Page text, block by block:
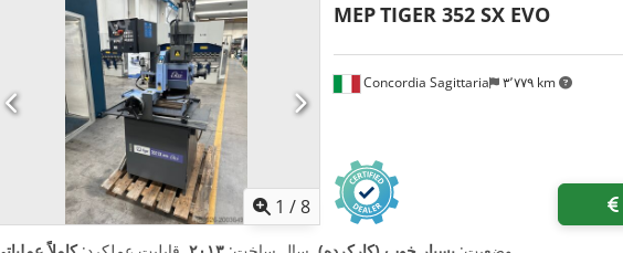
1 /8
Concordia Sagittaria ۳٬۷۷۹ km
MEPTIGER 352 SX EVO